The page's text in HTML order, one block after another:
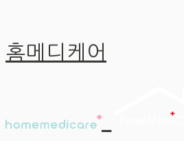
홈메디케어